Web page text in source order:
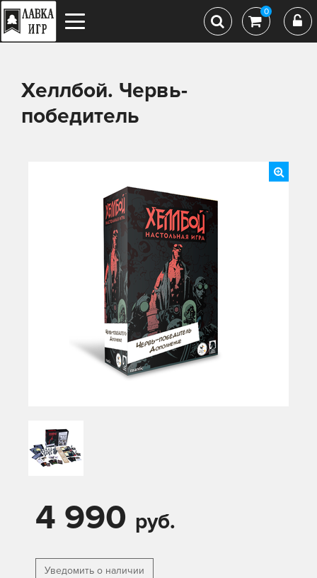
0
Хеллбой. Червь-
победитель
4 990 руб.
Уведомить о наличии